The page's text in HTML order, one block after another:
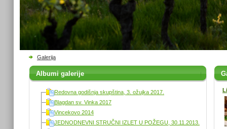
Galerija
Albumi galerije
Redovna godišnja skupština, 3. ožujka 2017.
Blagdan sv. Vinka 2017
Vincekovo 2014
JEDNODNEVNI STRUČNI IZLET U POŽEGU, 30.11.2013.